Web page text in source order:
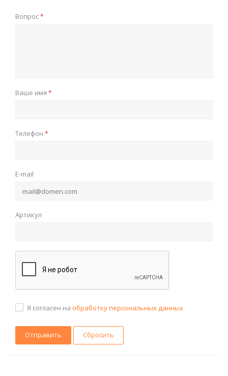
Вопрос*
Ваше имя *
Телефон *
E-mail
Артикул
Я согласен на обработку персональных данных
Сбросить